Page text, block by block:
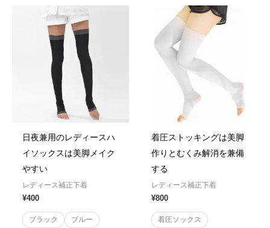
日夜兼用のレディースハ
イソックスは美脚メイク
やすい
レディース補正下着
¥400
ブラック ブルー
着圧ストッキングは美脚
作りとむくみ解消を兼備
する
レディース補正下着
¥800
着圧ソックス